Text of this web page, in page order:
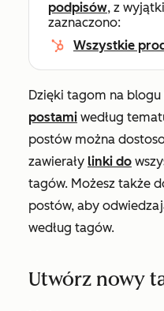
podpisów, z
zaznaczono:
Wszystkie
Dzięki tagom na
postami według
postów można
zawierały linki do
tagów. Możesz także
postów, aby
według tagów.
Utwórz nowy